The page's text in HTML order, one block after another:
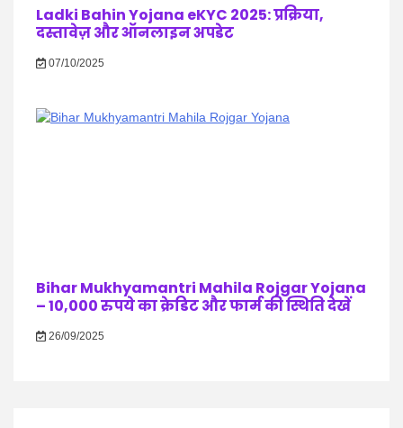
Ladki Bahin Yojana eKYC 2025: प्रक्रिया,
दस्तावेज़ और ऑनलाइन अपडेट
07/10/2025
Bihar Mukhyamantri Mahila Rojgar Yojana
– 10,000 रुपये का क्रेडिट और फार्म की स्थिति देखें
26/09/2025